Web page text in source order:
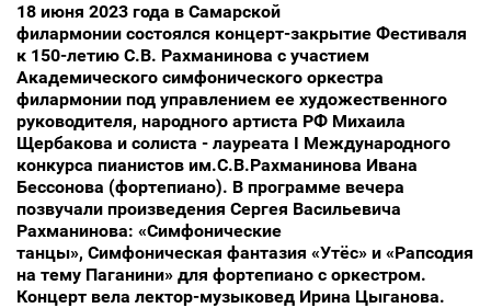
18 июня 2023 года в Самарской
филармонии состоялся концерт-закрытие Фестиваля
к 150-летию С.В. Рахманинова с участием
Академического симфонического оркестра
филармонии под управлением ее художественного
руководителя, народного артиста РФ Михаила
Щербакова и солиста - лауреата I Международного
конкурса пианистов им.С.В.Рахманинова Ивана
Бессонова (фортепиано). В программе вечера
позвучали произведения Сергея Васильевича
Рахманинова: «Симфонические
танцы», Симфоническая фантазия «Утёс» и «Рапсодия
на тему Паганини» для фортепиано с оркестром.
Концерт вела лектор-музыковед Ирина Цыганова.